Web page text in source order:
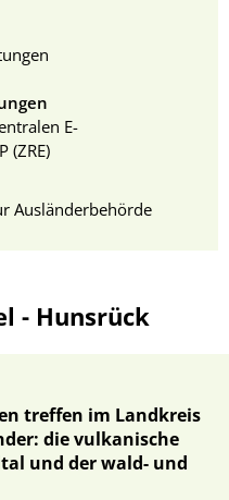
E-
(ZRE)
Ausländerbehörde
- Hunsrück
treffen im Landkreis
die vulkanische
und der wald- und